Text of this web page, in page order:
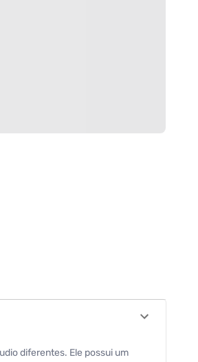
diferentes. Ele possui um